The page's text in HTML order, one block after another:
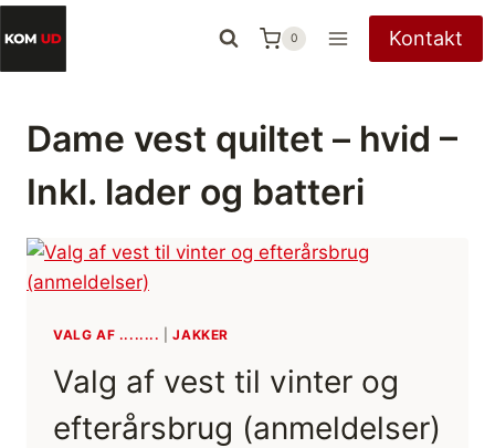
Fortsæt
til
indhold
0 Kontakt
Dame vest quiltet – hvid –
Inkl. lader og batteri
VALG AF ........ |JAKKER
Valg af vest til vinter og
efterårsbrug (anmeldelser)